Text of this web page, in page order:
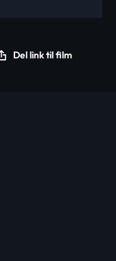
Del link til film